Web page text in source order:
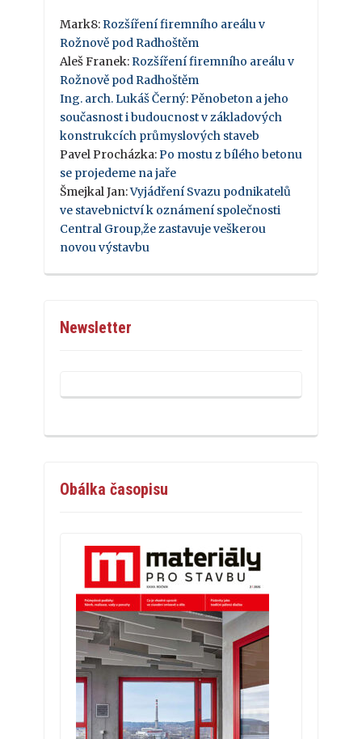
Mark8: Rozšíření firemního areálu v
Rožnově pod Radhoštěm
Aleš Franek: Rozšíření firemního areálu v
Rožnově pod Radhoštěm
Ing. arch. Lukáš Černý: Pěnobeton a jeho
současnost i budoucnost v základových
konstrukcích průmyslových staveb
Pavel Procházka: Po mostu z bílého betonu
se projedeme na jaře
Šmejkal Jan:Vyjádření Svazu podnikatelů
ve stavebnictví k oznámení společnosti
Central Group,že zastavuje veškerou
novou výstavbu
Newsletter
Obálka časopisu